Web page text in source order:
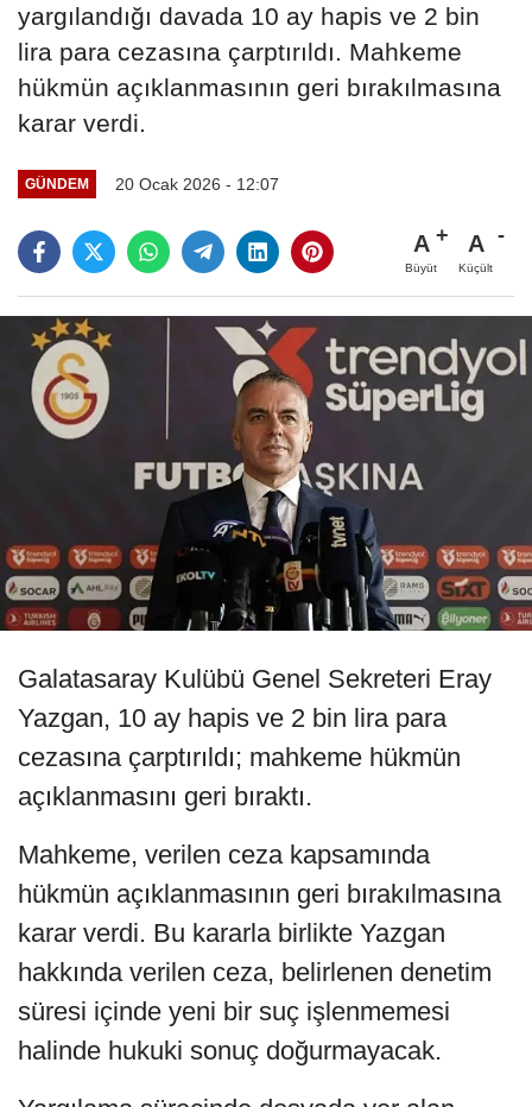
yargılandığı davada 10 ay hapis ve 2 bin
lira para cezasına çarptırıldı. Mahkeme
hükmün açıklanmasının geri bırakılmasına
karar verdi.
GÜNDEM 20 Ocak 2026 - 12:07
A
Büyüt
A
Küçült
Galatasaray Kulübü Genel Sekreteri Eray
Yazgan, 10 ay hapis ve 2 bin lira para
cezasına çarptırıldı; mahkeme hükmün
açıklanmasını geri bıraktı.
Mahkeme, verilen ceza kapsamında
hükmün açıklanmasının geri bırakılmasına
karar verdi. Bu kararla birlikte Yazgan
hakkında verilen ceza, belirlenen denetim
süresi içinde yeni bir suç işlenmemesi
halinde hukuki sonuç doğurmayacak.